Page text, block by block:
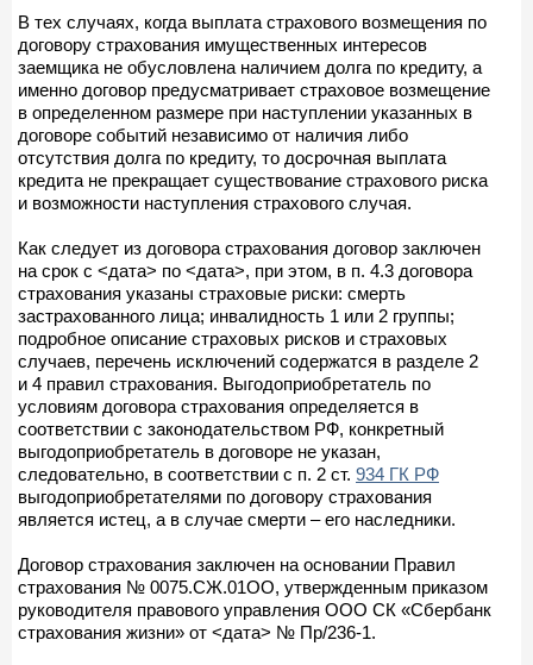
В тех случаях, когда выплата страхового возмещения по
договору страхования имущественных интересов
заемщика не обусловлена наличием долга по кредиту, а
именно договор предусматривает страховое возмещение
в определенном размере при наступлении указанных в
договоре событий независимо от наличия либо
отсутствия долга по кредиту, то досрочная выплата
кредита не прекращает существование страхового риска
и возможности наступления страхового случая.
Как следует из договора страхования договор заключен
на срок с <дата> по <дата>, при этом, в п. 4.3 договора
страхования указаны страховые риски: смерть
застрахованного лица; инвалидность 1 или 2 группы;
подробное описание страховых рисков и страховых
случаев, перечень исключений содержатся в разделе 2
и 4 правил страхования. Выгодоприобретатель по
условиям договора страхования определяется в
соответствии с законодательством РФ, конкретный
выгодоприобретатель в договоре не указан,
следовательно, в соответствии с п. 2 ст. 934 ГК РФ
выгодоприобретателями по договору страхования
является истец, а в случае смерти – его наследники.
Договор страхования заключен на основании Правил
страхования № 0075.СЖ.01ОО, утвержденным приказом
руководителя правового управления ООО СК «Сбербанк
страхования жизни» от <дата> № Пр/236-1.